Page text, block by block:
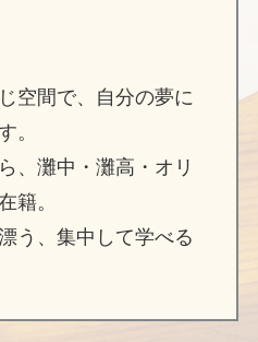
空間で、自分の夢に
。
、灘中・灘高・オリ
籍。
う、集中して学べる